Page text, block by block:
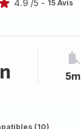
4.9 /5 - 15 Avis
(10)